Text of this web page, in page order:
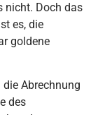
nicht. Doch das
es, die
goldene
die Abrechnung
des